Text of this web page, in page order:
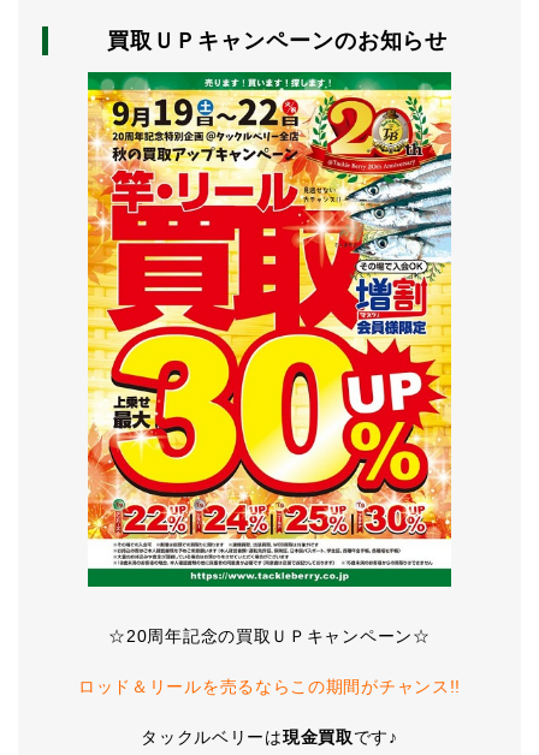
買取ＵＰキャンペーンのお知らせ
☆20周年記念の買取ＵＰキャンペーン☆
ロッド＆リールを売るならこの期間がチャンス!!
タックルベリーは現金買取です♪